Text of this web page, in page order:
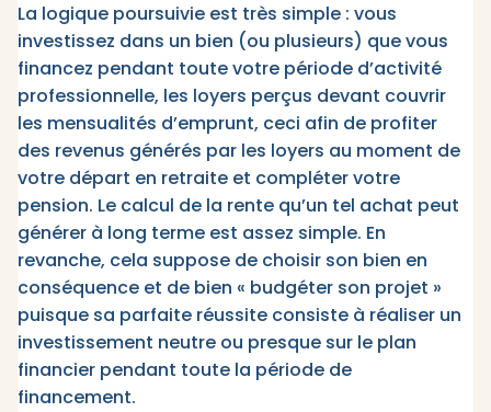
La logique poursuivie est très simple : vous
investissez dans un bien (ou plusieurs) que vous
financez pendant toute votre période d’activité
professionnelle, les loyers perçus devant couvrir
les mensualités d’emprunt, ceci afin de profiter
des revenus générés par les loyers au moment de
votre départ en retraite et compléter votre
pension. Le calcul de la rente qu’un tel achat peut
générer à long terme est assez simple. En
revanche, cela suppose de choisir son bien en
conséquence et de bien « budgéter son projet »
puisque sa parfaite réussite consiste à réaliser un
investissement neutre ou presque sur le plan
financier pendant toute la période de
financement.